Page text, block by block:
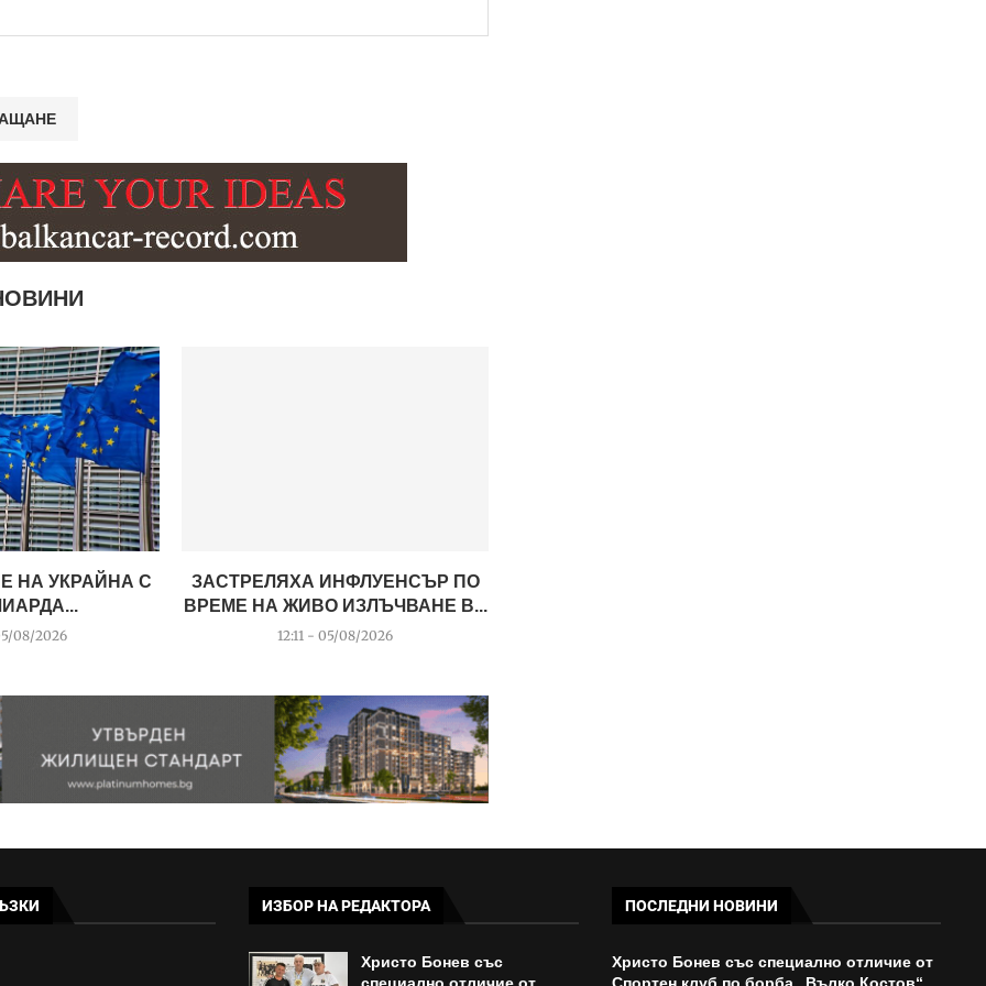
НА УКРАЙНА С
08/2026
ЗАСТРЕЛЯХА ИНФЛУЕНСЪР ПО
ВРЕМЕ НА ЖИВО ИЗЛЪЧВАНЕ В...
12:11 - 05/08/2026
ИЗБОР НА РЕДАКТОРА
Христо Бонев със
специално отличие от
ПОСЛЕДНИ НОВИНИ
Христо Бонев със специално отличие от
Спортен клуб по борба „Вълко Костов“